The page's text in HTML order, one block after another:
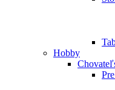
Hobby